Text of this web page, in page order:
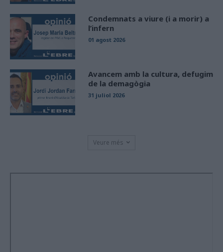
Condemnats a viure (i a morir) a
l’infern
01 agost 2026
Avancem amb la cultura, defugim
de la demagògia
31 juliol 2026
Veure més